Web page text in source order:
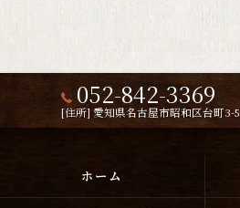
052-842-3369
[住所] 愛知県名古屋市昭和区台町3-5
ホーム